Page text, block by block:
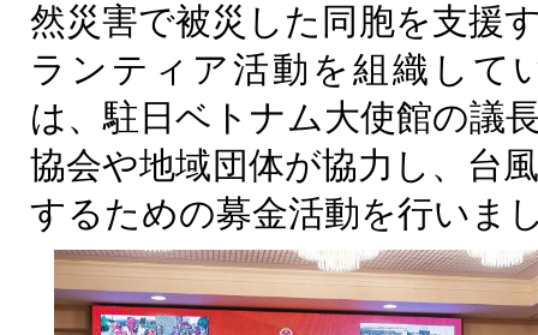
然災害で被災した同胞を支援
ランティア活動を組織して
は、駐日ベトナム大使館の議
協会や地域団体が協力し、台
するための募金活動を行いま